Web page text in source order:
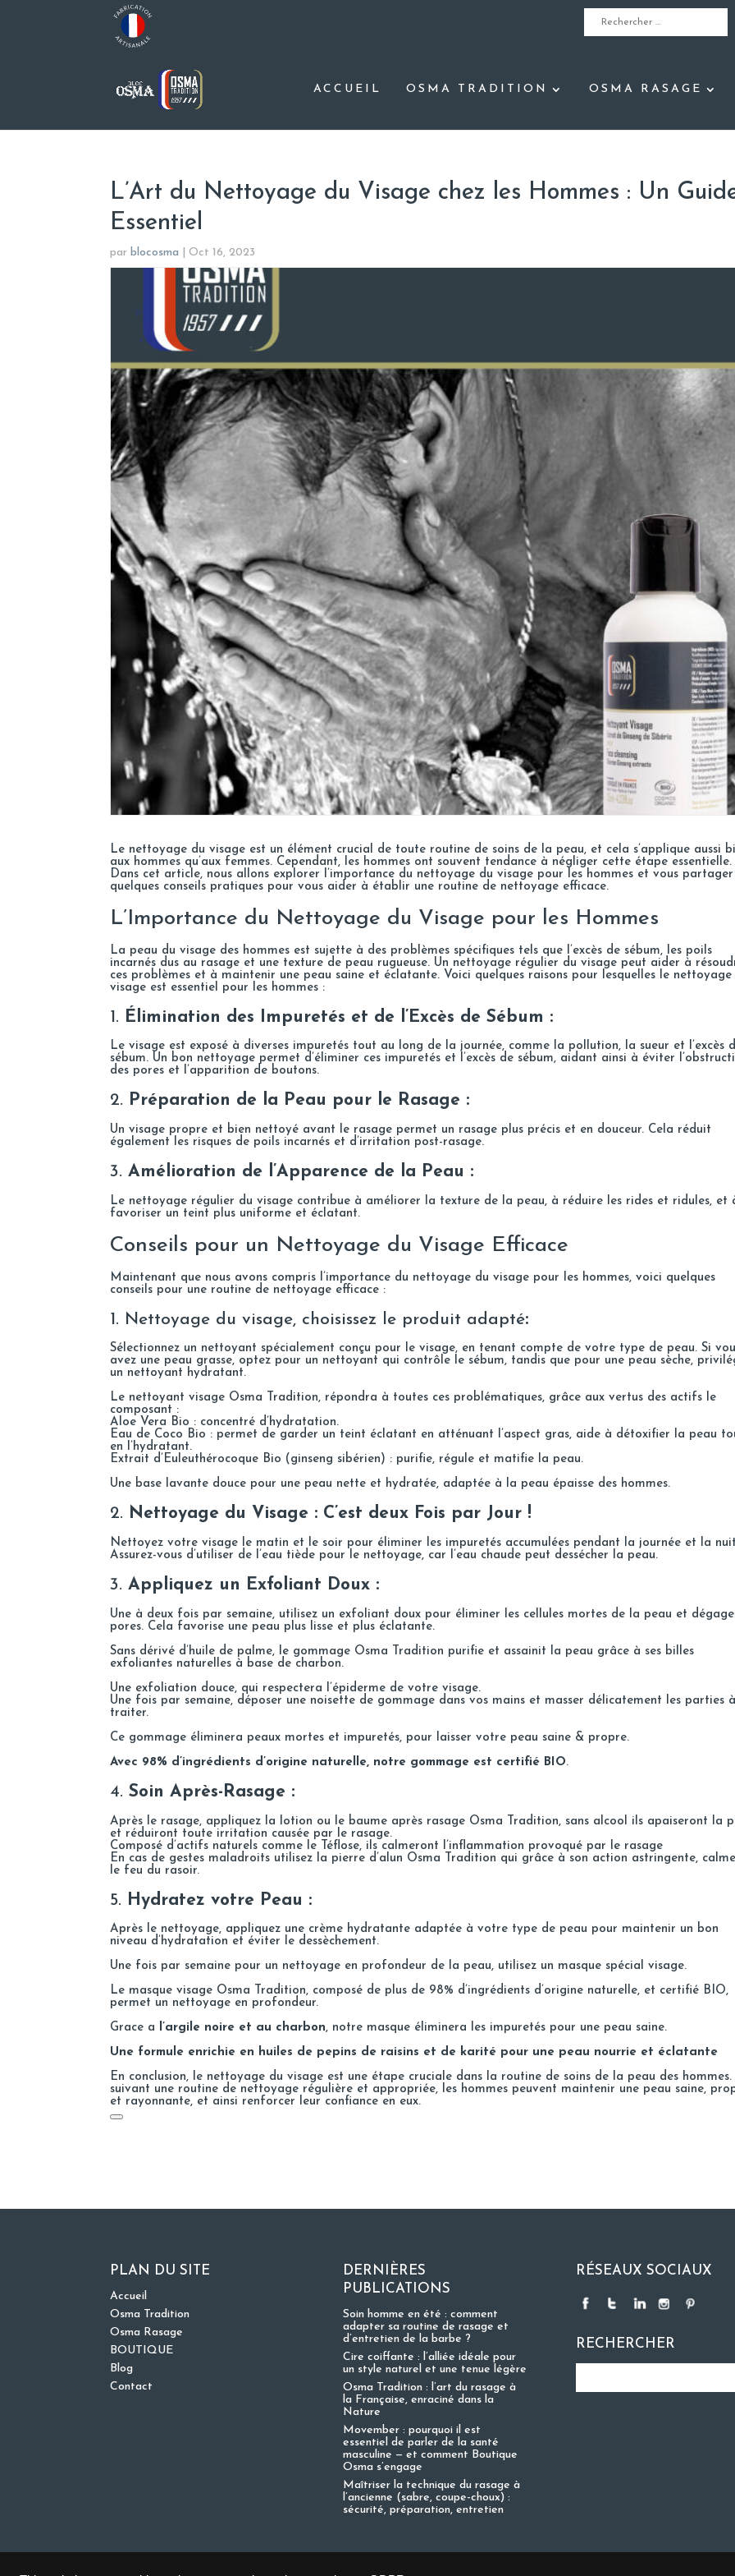
ACCUEIL OSMA TRADITION OSMA RASAGE
L’Art du Nettoyage du Visage chez les Hommes : Un
Essentiel
par blocosma Oct 16, 2023
Le nettoyage du visage est un élément crucial de toute routine de soins de la peau, et cela s’applique aussi
aux hommes qu’aux femmes. Cependant, les hommes ont souvent tendance à négliger cette étape essentielle.
Dans cet article, nous allons explorer l’importance du nettoyage du visage pour les hommes et vous partager
quelques conseils pratiques pour vous aider à établir une routine de nettoyage efficace.
L’Importance du Nettoyage du Visage pour les Hommes
La peau du visage des hommes est sujette à des problèmes spécifiques tels que l’excès de sébum, les poils
incarnés dus au rasage et une texture de peau rugueuse. Un nettoyage régulier du visage peut aider à
ces problèmes et à maintenir une peau saine et éclatante. Voici quelques raisons pour lesquelles le nettoyage
visage est essentiel pour les hommes :
1. Élimination des Impuretés et de l’Excès de Sébum :
Le visage est exposé à diverses impuretés tout au long de la journée, comme la pollution, la sueur et l’excès
sébum. Un bon nettoyage permet d’éliminer ces impuretés et l’excès de sébum, aidant ainsi à éviter
des pores et l’apparition de boutons.
2. Préparation de la Peau pour le Rasage :
Un visage propre et bien nettoyé avant le rasage permet un rasage plus précis et en douceur. Cela réduit
également les risques de poils incarnés et d’irritation post-rasage.
3.Amélioration de l’Apparence de la Peau :
Le nettoyage régulier du visage contribue à améliorer la texture de la peau, à réduire les rides et ridules, et
favoriser un teint plus uniforme et éclatant.
Conseils pour un Nettoyage du Visage Efficace
Maintenant que nous avons compris l’importance du nettoyage du visage pour les hommes, voici quelques
conseils pour une routine de nettoyage efficace :
1. Nettoyage du visage, choisissez le produit adapté:
Sélectionnez un nettoyant spécialement conçu pour le visage, en tenant compte de votre type de peau. Si
avez une peau grasse, optez pour un nettoyant qui contrôle le sébum, tandis que pour une peau sèche,
un nettoyant hydratant.
Le nettoyant visage Osma Tradition, répondra à toutes ces problématiques, grâce aux vertus des actifs le
composant :
Aloe Vera Bio : concentré d’hydratation.
Eau de Coco Bio : permet de garder un teint éclatant en atténuant l’aspect gras, aide à détoxifier la peau
en l’hydratant.
Extrait d’Euleuthérocoque Bio (ginseng sibérien) : purifie, régule et matifie la peau.
Une base lavante douce pour une peau nette et hydratée, adaptée à la peau épaisse des hommes.
2. Nettoyage du Visage : C’est deux Fois par Jour !
Nettoyez votre visage le matin et le soir pour éliminer les impuretés accumulées pendant la journée et la
Assurez-vous d’utiliser de l’eau tiède pour le nettoyage, car l’eau chaude peut dessécher la peau.
3.Appliquez un Exfoliant Doux :
Une à deux fois par semaine, utilisez un exfoliant doux pour éliminer les cellules mortes de la peau et
pores. Cela favorise une peau plus lisse et plus éclatante.
Sans dérivé d’huile de palme,
le gommage Osma Tradition purifie et assainit la peau grâce à ses billes
exfoliantes naturelles à base de charbon.
Une exfoliation douce, qui respectera l’épiderme de votre visage.
Une fois par semaine, déposer une noisette de gommage dans vos mains et masser délicatement les parties à
traiter.
Ce gommage éliminera peaux mortes et impuretés, pour laisser votre peau saine & propre.
Avec 98% d’ingrédients d’origine naturelle, notre gommage est certifié BIO.
4.Soin Après-Rasage :
Après le rasage, appliquez la lotion ou le baume après rasage Osma Tradition, sans alcool ils apaiseront la
et réduiront toute irritation causée par le rasage.
Composé d’actifs naturels comme le Téflose, ils calmeront l’inflammation provoqué par le rasage
En cas de gestes maladroits utilisez
la pierre d’alun Osma Tradition qui grâce à son action astringente,
le feu du rasoir.
5. Hydratez votre Peau :
Après le nettoyage, appliquez une crème hydratante adaptée à votre type de peau pour maintenir un bon
niveau d’hydratation et éviter le dessèchement.
Une fois par semaine pour un nettoyage en profondeur de la peau, utilisez un masque spécial visage.
Le masque visage Osma Tradition, composé de plus de 98% d’ingrédients d’origine naturelle, et certifié BIO,
permet un nettoyage en profondeur.
Grace a l’argile noire et au charbon, notre masque éliminera les impuretés pour une peau saine.
Une formule enrichie en huiles de pepins de raisins et de karité pour une peau nourrie et éclatante
En conclusion, le nettoyage du visage est une étape cruciale dans la routine de soins de la peau des hommes.
suivant une routine de nettoyage régulière et appropriée, les hommes peuvent maintenir une peau saine,
et rayonnante, et ainsi renforcer leur confiance en eux.
PLAN DU SITE
Accueil
Osma Tradition
Osma Rasage
BOUTIQUE
Blog
Contact
DERNIÈRES
PUBLICATIONS
Soin homme en été : comment
adapter sa routine de rasage et
d’entretien de la barbe ?
Cire coiffante : l’alliée idéale pour
un style naturel et une tenue légère
Osma Tradition : l’art du rasage à
la Française, enraciné dans la
Nature
Movember : pourquoi il est
essentiel de parler de la santé
masculine — et comment Boutique
Osma s’engage
Maîtriser la technique du rasage à
l’ancienne (sabre, coupe-choux) :
sécurité, préparation, entretien
RÉSEAUX SOCIAUX
RECHERCHER